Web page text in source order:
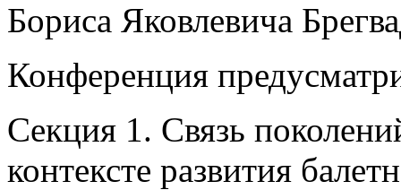
Бориса Яковлевича
Конференция
Секция 1. Связь
контексте развития